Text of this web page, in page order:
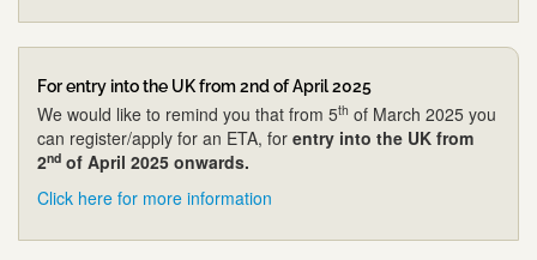
For entry into the UK from 2nd of April 2025
We would like to remind you that from 5th of March 2025 you
can register/apply for an ETA, for entry into the UK from
2nd of April 2025 onwards.
Click here for more information